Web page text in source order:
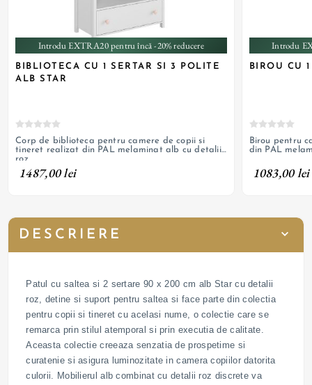
Introdu EXTRA20 pentru încă -20% reducere
BIBLIOTECA CU 1 SERTAR SI 3 POLITE
ALB STAR
Corp de biblioteca pentru camere de copii si
tineret realizat din PAL melaminat alb cu detalii
roz
1487,00 lei
Introdu
BIROU CU
Birou pentru
din PAL
1083,00 lei
DESCRIERE
Patul cu saltea si 2 sertare 90 x 200 cm alb Star cu detalii
roz, detine si suport pentru saltea si face parte din colectia
pentru copii si tineret cu acelasi nume, o colectie care se
remarca prin stilul atemporal si prin executia de calitate.
Aceasta colectie creeaza senzatia de prospetime si
curatenie si asigura luminozitate in camera copiilor datorita
culorii. Mobilierul alb combinat cu detalii roz discrete va